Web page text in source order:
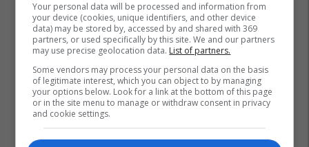
1
Your personal data will be processed and information from
your device (cookies, unique identifiers, and other device
data) may be stored by, accessed by and shared with 369
partners, or used specifically by this site. We and our partners
may use precise geolocation data. List of partners.
Some vendors may process your personal data on the basis
of legitimate interest, which you can object to by managing
your options below. Look for a link at the bottom of this page
or in the site menu to manage or withdraw consent in privacy
and cookie settings.